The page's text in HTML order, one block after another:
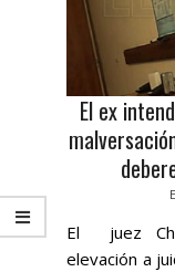
El ex
04-
30
El juez
elevación a